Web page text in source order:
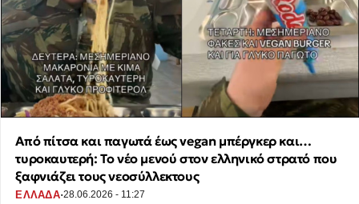
Από πίτσα και παγωτά έως vegan μπέργκερ και…
τυροκαυτερή: Το νέο μενού στον ελληνικό στρατό που
ξαφνιάζει τους νεοσύλλεκτους
ΕΛΛΑΔΑ·28.06.2026 - 11:27